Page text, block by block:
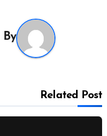
By
Related Post